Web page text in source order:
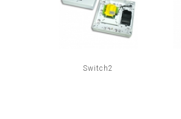
Switch2